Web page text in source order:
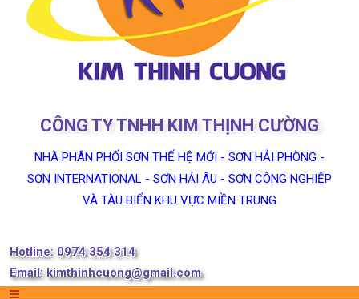
CÔNG TY TNHH KIM THỊNH CƯỜNG
NHÀ PHÂN PHỐI SƠN THẾ HỆ MỚI - SƠN HẢI PHÒNG -
SƠN INTERNATIONAL - SƠN HẢI ÂU - SƠN CÔNG NGHIỆP
VÀ TÀU BIỂN KHU VỰC MIỀN TRUNG
Hotline: 0974 354 314
Email:kimthinhcuong@gmail.com